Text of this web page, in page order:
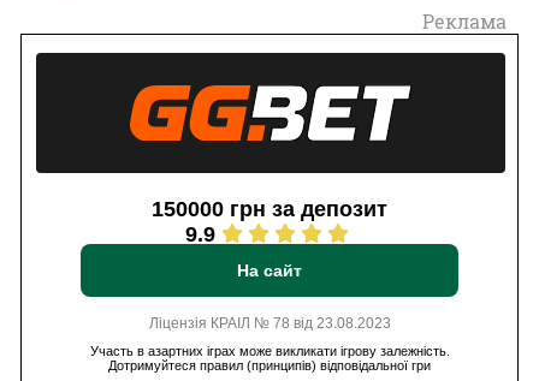
Реклама
150000 грн за депозит
9.9
На сайт
Ліцензія КРАІЛ № 78 від 23.08.2023
Участь в азартних іграх може викликати ігрову залежність.
Дотримуйтеся правил (принципів) відповідальної гри